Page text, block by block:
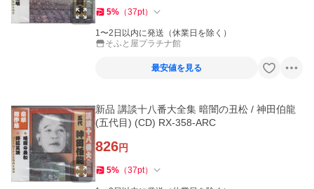
5% （37pt）
1〜2日以内に発送（休業日を除く）
そふと屋プラチナ館
最安値を見る
新品 講談十八番大全集 暗闇の丑松 / 神田伯龍
(五代目) (CD) RX-358-ARC
826円
5% （37pt）